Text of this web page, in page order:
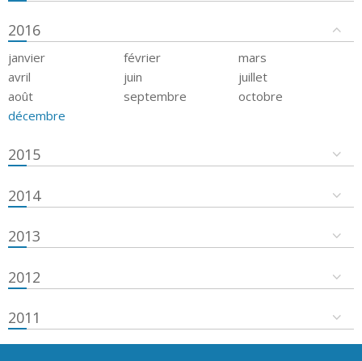
2016
janvier février
mars
avril
juin
juillet
août
septembre
octobre
décembre
2015
2014
2013
2012
2011